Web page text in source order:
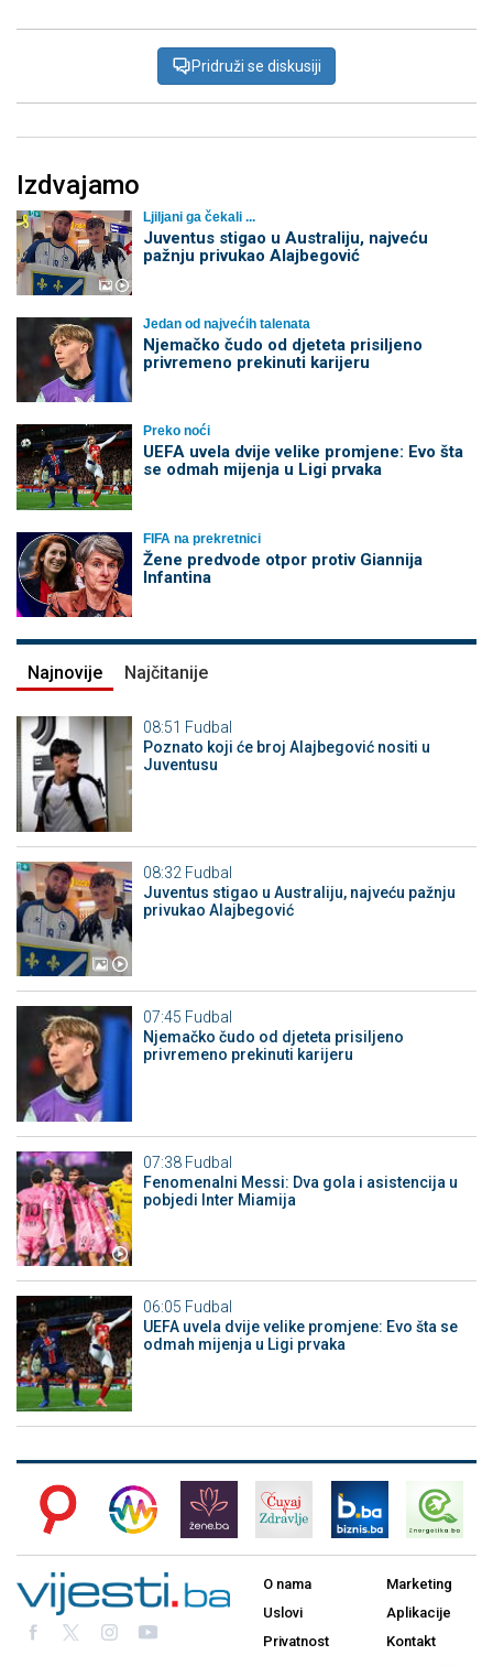
Pridruži se diskusiji
Izdvajamo
Ljiljani ga čekali ...
Juventus stigao u Australiju, najveću
pažnju privukao Alajbegović
Jedan od najvećih talenata
Njemačko čudo od djeteta prisiljeno
privremeno prekinuti karijeru
Preko noći
UEFA uvela dvije velike promjene: Evo šta
se odmah mijenja u Ligi prvaka
FIFA na prekretnici
Žene predvode otpor protiv Giannija
Infantina
Najnovije Najčitanije
08:51 Fudbal
Poznato koji će broj Alajbegović nositi u
Juventusu
08:32 Fudbal
Juventus stigao u Australiju, najveću pažnju
privukao Alajbegović
07:45 Fudbal
Njemačko čudo od djeteta prisiljeno
privremeno prekinuti karijeru
07:38 Fudbal
Fenomenalni Messi: Dva gola i asistencija u
pobjedi Inter Miamija
06:05 Fudbal
UEFA uvela dvije velike promjene: Evo šta se
odmah mijenja u Ligi prvaka
O nama
Uslovi
Privatnost
Marketing
Aplikacije
Kontakt